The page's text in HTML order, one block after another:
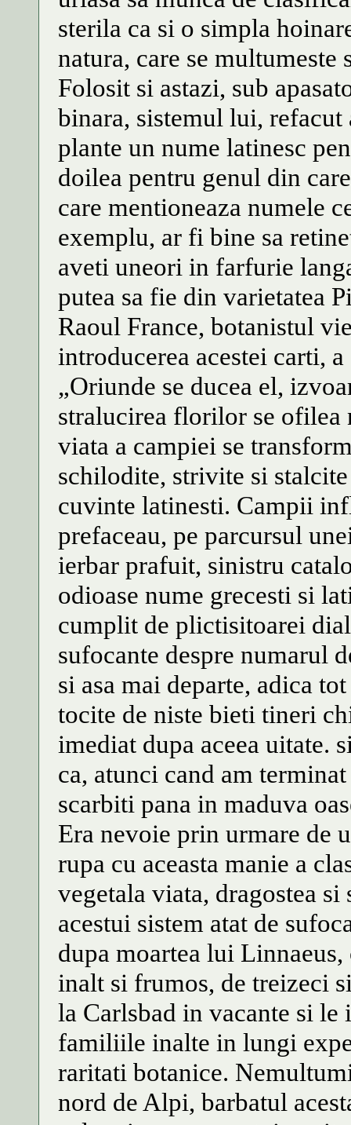
sterila ca si o simpla
natura, care se multumeste
Folosit si astazi, sub
binara, sistemul lui,
plante un nume latinesc
doilea pentru genul din
care mentioneaza numele
exemplu, ar fi bine sa
aveti uneori in farfurie
putea sa fie din varietatea
Raoul France, botanistul
introducerea acestei carti,
„Oriunde se ducea el,
stralucirea florilor se ofilea
viata a campiei se
schilodite, strivite si
cuvinte latinesti. Campii
prefaceau, pe parcursul
ierbar prafuit, sinistru
odioase nume grecesti si
cumplit de plictisitoarei
sufocante despre numarul
si asa mai departe, adica
tocite de niste bieti tineri
imediat dupa aceea uitate.
ca, atunci cand am
scarbiti pana in maduva
Era nevoie prin urmare de
rupa cu aceasta manie a
vegetala viata, dragostea
acestui sistem atat de
dupa moartea lui
inalt si frumos, de treizeci
la Carlsbad in vacante si le
familiile inalte in lungi
raritati botanice.
nord de Alpi, barbatul